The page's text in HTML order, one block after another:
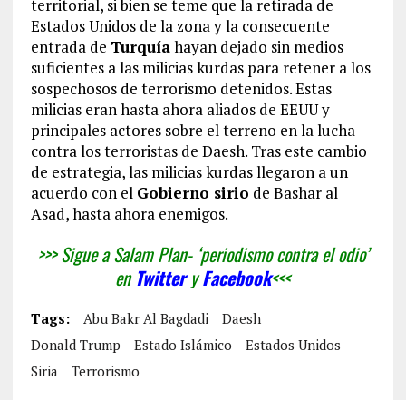
territorial, si bien se teme que la retirada de
Estados Unidos de la zona y la consecuente
entrada de Turquíahayan dejado sin medios
suficientes a las milicias kurdas para retener a los
sospechosos de terrorismo detenidos. Estas
milicias eran hasta ahora aliados de EEUU y
principales actores sobre el terreno en la lucha
contra los terroristas de Daesh. Tras este cambio
de estrategia, las milicias kurdas llegaron a un
acuerdo con el Gobierno sirio de Bashar al
Asad, hasta ahora enemigos.
>>> Sigue a Salam Plan- ‘periodismo contra el odio’
enTwitteryFacebook<<<
Tags: Abu Bakr Al Bagdadi
Daesh
Donald Trump
Estado Islámico
Estados Unidos
Siria
Terrorismo